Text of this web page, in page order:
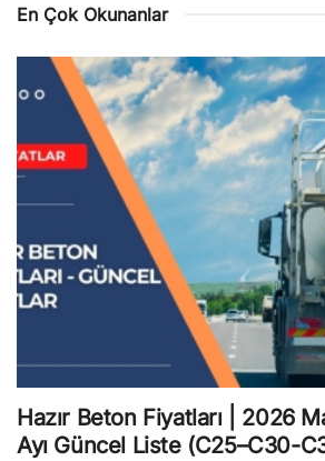
En Çok Okunanlar
Hazır Beton Fiyatları | 2026
Ayı Güncel Liste (C25–C30-